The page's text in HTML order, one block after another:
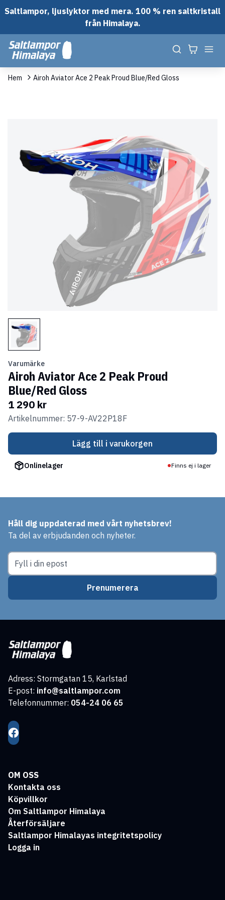
Saltlampor, ljuslyktor med mera. 100 % ren saltkristall
från Himalaya.
Hem Airoh Aviator Ace 2 Peak Proud Blue/Red Gloss
Varumärke
Airoh Aviator Ace 2 Peak Proud
Blue/Red Gloss
1 290 kr
Artikelnummer: 57-9-AV22P18F
Lägg till i varukorgen
Onlinelager Finns ej i lager
Håll dig uppdaterad med vårt nyhetsbrev!
Ta del av erbjudanden och nyheter.
Prenumerera
Adress: Stormgatan 15, Karlstad
E-post: info@saltlampor.com
Telefonnummer: 054-24 06 65
OM OSS
Kontakta oss
Köpvillkor
Om Saltlampor Himalaya
Återförsäljare
Saltlampor Himalayas integritetspolicy
Logga in